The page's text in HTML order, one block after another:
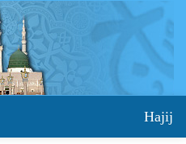
Hajij